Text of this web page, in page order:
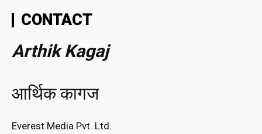
CONTACT
Arthik Kagaj
आर्थिक कागज
Everest Media Pvt. Ltd.